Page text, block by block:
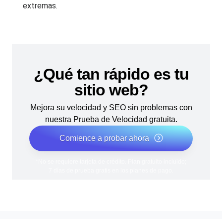
extremas.
¿Qué tan rápido es tu
sitio web?
Mejora su velocidad y SEO sin problemas con
nuestra Prueba de Velocidad gratuita.
Comience a probar ahora